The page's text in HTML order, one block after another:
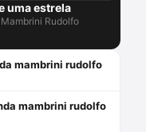
uma estrela
Rudolfo
mambrini rudolfo
mambrini rudolfo